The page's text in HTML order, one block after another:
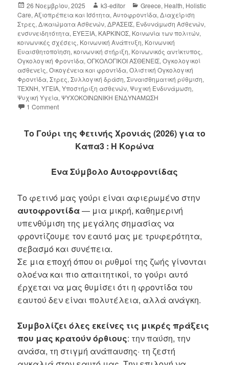
26 Νοεμβρίου, 2025 k3-editor Greece, Health, Holistic
Care,Αξιοπρέπεια και Ισότητα,Αυτοφροντίδα,Διαχείριση
Στρες,Δικαιώματα Ασθενών,ΔΡΑΣΕΙΣ, Ενδυνάμωση Ασθενών,
ενσυνειδητότητα, ΕΥΕΞΙΑ, ΚΑΡΚΙΝΟΣ, Κοινωνία των πολιτών,
κοινωνικές σχέσεις, Κοινωνική Ανάπτυξη, Κοινωνική
Ευαισθητοποίηση,κοινωνική στήριξη, Κοινωνικός αντίκτυπος,
Ογκολογική Φροντίδα,ΟΓΚΟΛΟΓΙΚΟΙ ΑΣΘΕΝΕΙΣ,Ογκολογικοί
ασθενείς,Οικογένεια και φροντίδα,Ολιστική Ογκολογική
Φροντίδα,Στρες,Συλλογική δράση,Συναισθηματική ρύθμιση,
ΤΕΧΝΗ,ΥΓΕΙΑ,Υποστήριξη ασθενών,Ψυχική Ενδυνάμωση,
Ψυχική Υγεία,ΨΥΧΟΚΟΙΝΩΝΙΚΗ ΕΝΔΥΝΑΜΩΣΗ
1 Comment
Το Γούρι της Φετινής Χρονιάς (2026) για το
Καπα3 : Η Κορώνα
Ένα Σύμβολο Αυτοφροντίδας
Το φετινό μας γούρι είναι αφιερωμένο στην
αυτοφροντίδα— μια μικρή, καθημερινή
υπενθύμιση της μεγάλης σημασίας να
φροντίζουμε τον εαυτό μας με τρυφερότητα,
σεβασμό και συνέπεια.
Σε μια εποχή όπου οι ρυθμοί της ζωής γίνονται
ολοένα και πιο απαιτητικοί, το γούρι αυτό
έρχεται να μας θυμίσει ότι η φροντίδα του
εαυτού δεν είναι πολυτέλεια, αλλά ανάγκη.
Συμβολίζει όλες εκείνες τις μικρές πράξεις
που μας κρατούν όρθιους: την παύση, την
ανάσα, τη στιγμή ανάπαυσης· τη ζεστή